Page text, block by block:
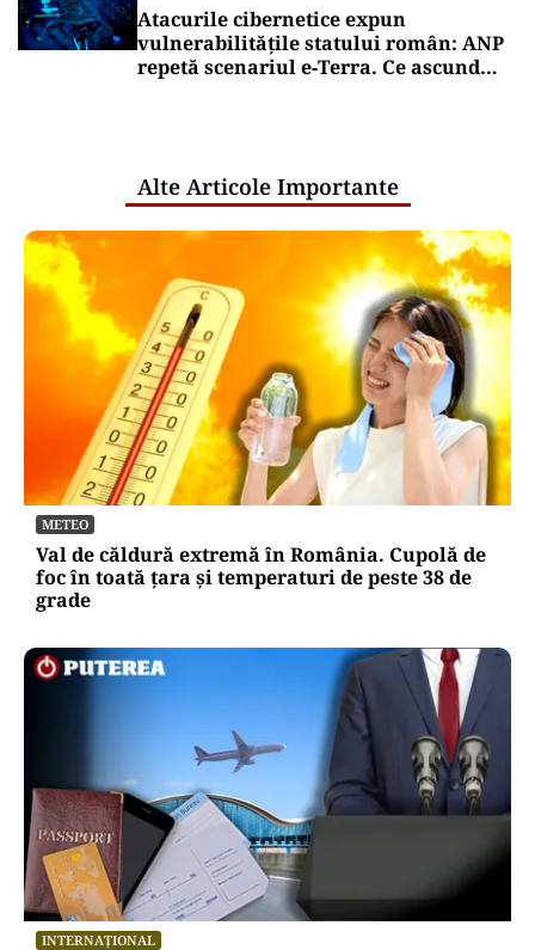
Atacurile cibernetice expun
vulnerabilitățile statului român: ANP
repetă scenariul e‑Terra. Ce ascund
Alte Articole Importante
METEO
Val de căldură extremă în România. Cupolă de
foc în toată țara și temperaturi de peste 38 de
grade
INTERNAȚIONAL